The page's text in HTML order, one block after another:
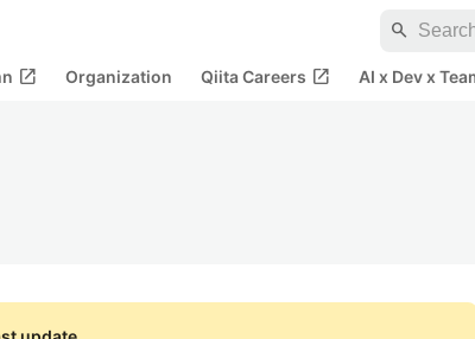
search
open_in_new Organization Qiita Careers open_in_new AI x Dev x